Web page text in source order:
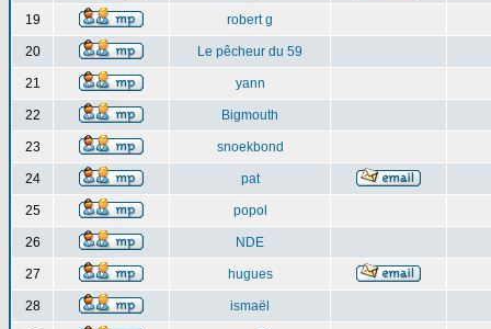
19 robert g
20 Le pêcheur du 59
21 yann
22 Bigmouth
23 snoekbond
24 pat
25 popol
26 NDE
27 hugues
28 ismaël